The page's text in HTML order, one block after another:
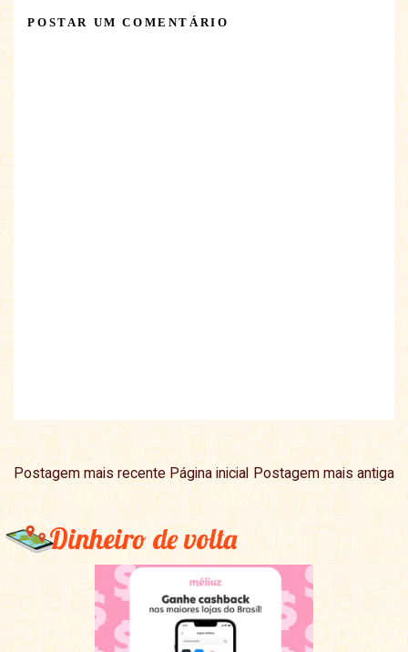
POSTAR UM COMENTÁRIO
Postagem mais recente Postagem mais antiga
Página inicial
Dinheiro de volta